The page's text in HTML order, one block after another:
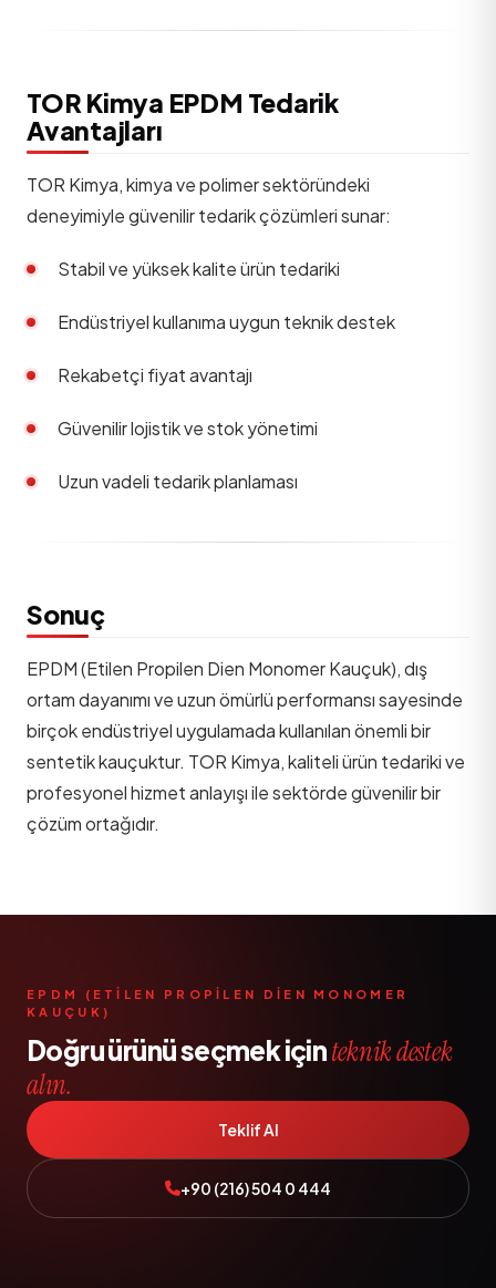
TOR Kimya EPDM Tedarik
Avantajları
TOR Kimya, kimya ve polimer sektöründeki
deneyimiyle güvenilir tedarik çözümleri sunar:
Stabil ve yüksek kalite ürün tedariki
Endüstriyel kullanıma uygun teknik destek
Rekabetçi fiyat avantajı
Güvenilir lojistik ve stok yönetimi
Uzun vadeli tedarik planlaması
Sonuç
EPDM (Etilen Propilen Dien MonomerKauçuk), dış
ortam dayanımı ve uzun ömürlü performansı sayesinde
birçok endüstriyel uygulamada kullanılan önemli bir
sentetik kauçuktur. TOR Kimya, kaliteli ürün tedariki ve
profesyonel hizmet anlayışı ile sektörde güvenilir bir
çözüm ortağıdır.
EPDM (ETİLEN PROPİLEN DİEN MONOMER
KAUÇUK)
Doğru ürünü seçmek içinteknik destek
alın.
Teklif Al
+90 (216) 504 0 444